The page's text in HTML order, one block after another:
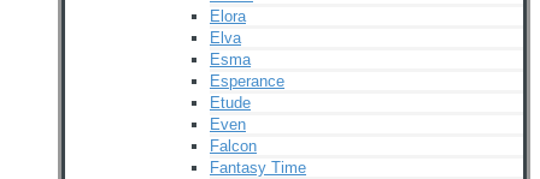
Elora
Elva
Esma
Esperance
Etude
Even
Falcon
Fantasy Time